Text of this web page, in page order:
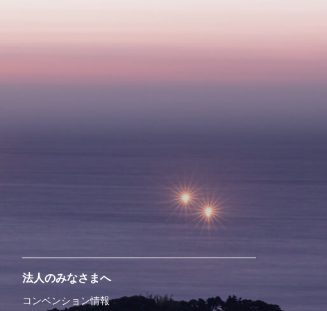
法人のみなさまへ
コンベンション情報